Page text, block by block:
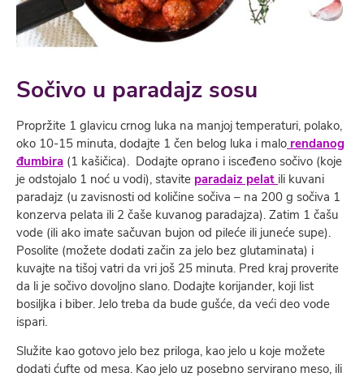
Sočivo u paradajz sosu
Propržite 1 glavicu crnog luka na manjoj temperaturi, polako,
oko 10-15 minuta, dodajte 1 čen belog luka i malo rendanog
đumbira (1 kašičica). Dodajte oprano i isceđeno sočivo (koje
je odstojalo 1 noć u vodi), stavite paradaiz pelat ili kuvani
paradajz (u zavisnosti od količine sočiva – na 200 g sočiva 1
konzerva pelata ili 2 čaše kuvanog paradajza). Zatim 1 čašu
vode (ili ako imate sačuvan bujon od pileće ili juneće supe).
Posolite (možete dodati začin za jelo bez glutaminata) i
kuvajte na tišoj vatri da vri još 25 minuta. Pred kraj proverite
da li je sočivo dovoljno slano. Dodajte korijander, koji list
bosiljka i biber. Jelo treba da bude gušće, da veći deo vode
ispari.
Služite kao gotovo jelo bez priloga, kao jelo u koje možete
dodati ćufte od mesa. Kao jelo uz posebno servirano meso, ili